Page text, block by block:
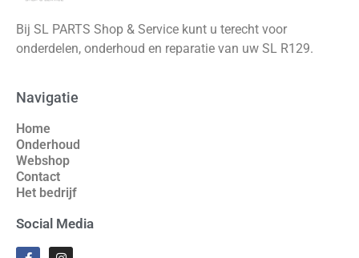
Bij SL PARTS Shop & Service kunt u terecht voor
onderdelen, onderhoud en reparatie van uw SL R129.
Navigatie
Home
Onderhoud
Webshop
Contact
Het bedrijf
Social Media